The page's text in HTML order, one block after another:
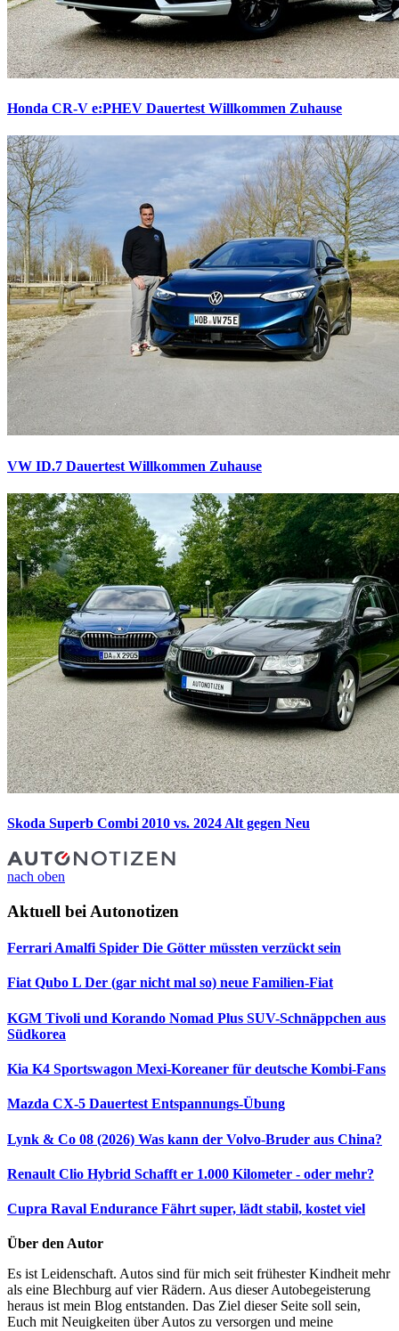
Honda CR-V e:PHEV Dauertest Willkommen Zuhause
VW ID.7 Dauertest Willkommen Zuhause
Skoda Superb Combi 2010 vs. 2024 Alt gegen Neu
nach oben
Aktuell bei Autonotizen
Ferrari Amalfi Spider Die Götter müssten verzückt sein
Fiat Qubo L Der (gar nicht mal so) neue Familien-Fiat
KGM Tivoli und Korando Nomad Plus SUV-Schnäppchen aus
Südkorea
Kia K4 Sportswagon Mexi-Koreaner für deutsche Kombi-Fans
Mazda CX-5 Dauertest Entspannungs-Übung
Lynk & Co 08 (2026) Was kann der Volvo-Bruder aus China?
Renault Clio Hybrid Schafft er 1.000 Kilometer - oder mehr?
Cupra Raval Endurance Fährt super, lädt stabil, kostet viel
Über den Autor
Es ist Leidenschaft. Autos sind für mich seit frühester Kindheit mehr
als eine Blechburg auf vier Rädern. Aus dieser Autobegeisterung
heraus ist mein Blog entstanden. Das Ziel dieser Seite soll sein,
Euch mit Neuigkeiten über Autos zu versorgen und meine